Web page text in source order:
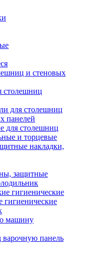
и стеновых
для столешниц
панелей
для столешниц
и торцевые
накладки,
защитные
гигиенические
гигиенические
машину
панель